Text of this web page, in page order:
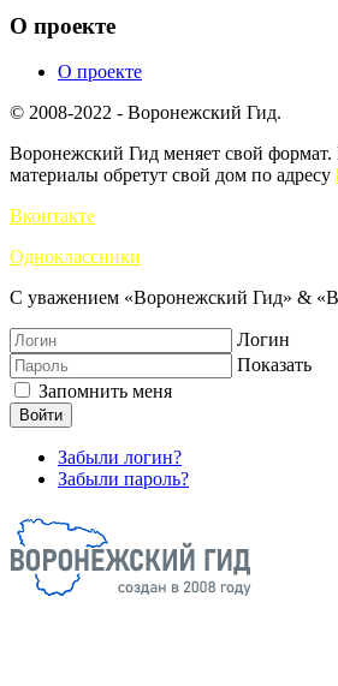
О проекте
О проекте
© 2008-2022 - Воронежский Гид.
Воронежский Гид меняет свой
материалы обретут свой дом по адресу
Вконтакте
Одноклассники
С уважением «Воронежский Гид» &
Логин
Показать
Запомнить меня
Войти
Забыли логин?
Забыли пароль?